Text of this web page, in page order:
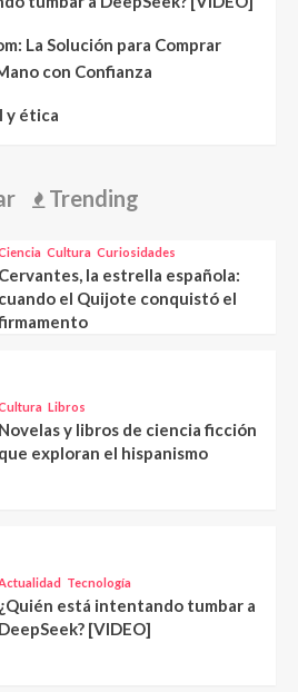
La Solución para Comprar
con Confianza
y ética
Trending
Cultura Curiosidades
Cervantes, la estrella española:
cuando el Quijote conquistó el
Libros
Novelas y libros de ciencia ficción
que exploran el hispanismo
Tecnología
¿Quién está intentando tumbar a
DeepSeek? [VIDEO]